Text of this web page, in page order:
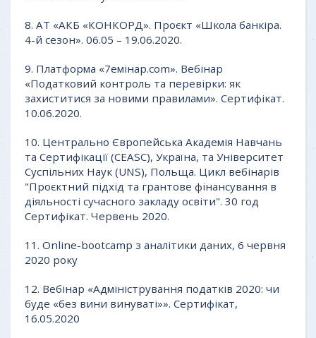
8. АТ «АКБ «КОНКОРД». Проєкт «Школа банкіра.
4-й сезон». 06.05 – 19.06.2020.
9. Платформа «7емінар.com». Вебінар
«Податковий контроль та перевірки: як
захиститися за новими правилами». Сертифікат.
10.06.2020.
10. Центрально Європейська Академія Навчань
та Сертифікації (CEASC), Україна, та Університет
Суспільних Наук (UNS), Польща. Цикл вебінарів
"Проєктний підхід та грантове фінансування в
діяльності сучасного закладу освіти". 30 год
Сертифікат. Червень 2020.
11. Оnline-bootcamp з аналітики даних, 6 червня
2020 року
12. Вебінар «Адміністрування податків 2020: чи
буде «без вини винуваті»». Сертифікат,
16.05.2020